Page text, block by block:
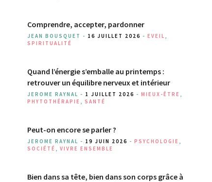
Comprendre, accepter, pardonner
JEAN BOUSQUET - 16 JUILLET 2026 -EVEIL ,
SPIRITUALITÉ
Quand l’énergie s’emballe au printemps :
retrouver un équilibre nerveux et intérieur
JEROME RAYNAL - 1 JUILLET 2026 -MIEUX-ÊTRE ,
PHYTOTHÉRAPIE ,SANTÉ
Peut-on encore se parler ?
JEROME RAYNAL - 19 JUIN 2026 -PSYCHOLOGIE ,
SOCIÉTÉ ,VIVRE ENSEMBLE
Bien dans sa tête, bien dans son corps grâce à